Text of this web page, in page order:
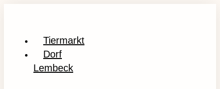
Tiermarkt
Dorf
Lembeck